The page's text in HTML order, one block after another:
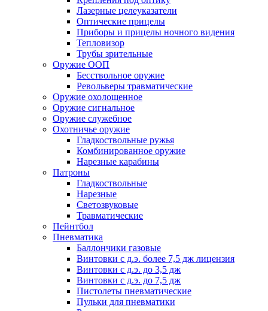
Лазерные целеуказатели
Оптические прицелы
Приборы и прицелы ночного видения
Тепловизор
Трубы зрительные
Оружие ООП
Бесствольное оружие
Револьверы травматические
Оружие охолощенное
Оружие сигнальное
Оружие служебное
Охотничье оружие
Гладкоствольные ружья
Комбинированное оружие
Нарезные карабины
Патроны
Гладкоствольные
Нарезные
Светозвуковые
Травматические
Пейнтбол
Пневматика
Баллончики газовые
Винтовки с д.э. более 7,5 дж лицензия
Винтовки с д.э. до 3,5 дж
Винтовки с д.э. до 7,5 дж
Пистолеты пневматические
Пульки для пневматики